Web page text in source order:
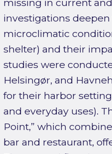
missing in current
investigations
microclimatic
shelter) and their
studies were
Helsingør, and
for their harbor
and everyday uses).
Point,” which
bar and restaurant,